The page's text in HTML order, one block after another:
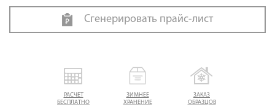
РАСЧЕТ
БЕСПЛАТНО
ЗИМНЕЕ
ХРАНЕНИЕ
ЗАКАЗ
ОБРАЗЦОВ
Сгенерировать прайс-лист